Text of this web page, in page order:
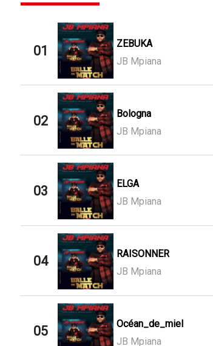
01
ZEBUKA
JB Mpiana
02
Bologna
JB Mpiana
03
ELGA
JB Mpiana
04
RAISONNER
JB Mpiana
05
Océan_de_miel
JB Mpiana